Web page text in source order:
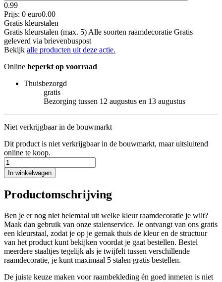
0.99
Prijs: 0 euro0.00
Gratis kleurstalen
Gratis kleurstalen (max. 5) Alle soorten raamdecoratie Gratis
geleverd via brievenbuspost
Bekijk alle producten uit deze actie.
Online beperkt op voorraad
Thuisbezorgd
gratis
Bezorging tussen 12 augustus en 13 augustus
Niet verkrijgbaar in de bouwmarkt
Dit product is niet verkrijgbaar in de bouwmarkt, maar uitsluitend
online te koop.
In winkelwagen
Productomschrijving
Ben je er nog niet helemaal uit welke kleur raamdecoratie je wilt?
Maak dan gebruik van onze stalenservice. Je ontvangt van ons gratis
een kleurstaal, zodat je op je gemak thuis de kleur en de structuur
van het product kunt bekijken voordat je gaat bestellen. Bestel
meerdere staaltjes tegelijk als je twijfelt tussen verschillende
raamdecoratie, je kunt maximaal 5 stalen gratis bestellen.
De juiste keuze maken voor raambekleding én goed inmeten is niet